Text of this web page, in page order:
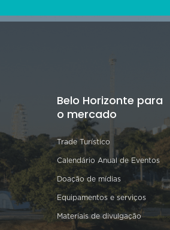
Belo Horizonte para
o mercado
Trade Turístico
Calendário Anual de Eventos
Doação de mídias
Equipamentos e serviços
Materiais de divulgação